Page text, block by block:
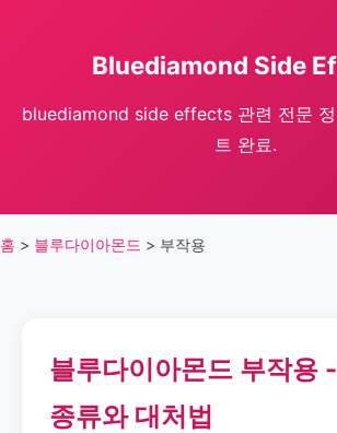
Bluediamond Side
bluediamond side effects 관련 전문 정
트 완료.
홈 > 블루다이아몬드 > 부작용
블루다이아몬드 부작용
종류와 대처법